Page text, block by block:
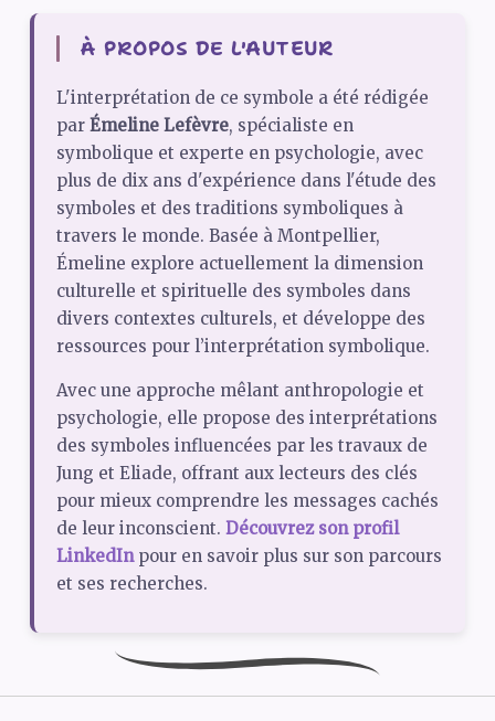
À PROPOS DE L'AUTEUR
L'interprétation de ce symbole a été rédigée
par Émeline Lefèvre, spécialiste en
symbolique et experte en psychologie, avec
plus de dix ans d'expérience dans l'étude des
symboles et des traditions symboliques à
travers le monde. Basée à Montpellier,
Émeline explore actuellement la dimension
culturelle et spirituelle des symboles dans
divers contextes culturels, et développe des
ressources pour l’interprétation symbolique.
Avec une approche mêlant anthropologie et
psychologie, elle propose des interprétations
des symboles influencées par les travaux de
Jung et Eliade, offrant aux lecteurs des clés
pour mieux comprendre les messages cachés
de leur inconscient. Découvrez son profil
LinkedInpour en savoir plus sur son parcours
et ses recherches.